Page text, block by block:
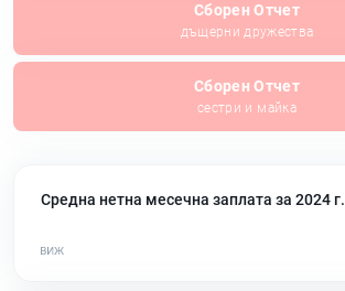
Сборен Отчет
дъщерни дружества
Сборен Отчет
сестри и майка
Средна нетна месечна заплата за 2024 г.